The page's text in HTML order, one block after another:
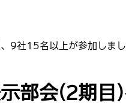
9社15名以上が参加しまし
部会(2期